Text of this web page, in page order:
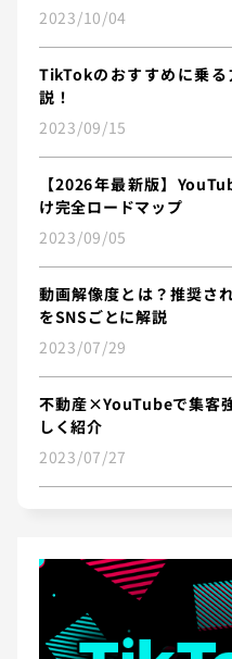
2023/10/04
TikTokのおすすめに乗
説！
2023/09/15
【2026年最新版】
け完全ロードマップ
2023/09/05
動画解像度とは？推奨さ
をSNSごとに解説
2023/07/29
不動産×YouTubeで集客
しく紹介
2023/07/27